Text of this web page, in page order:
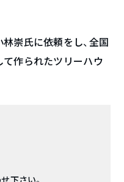
崇氏に依頼をし、全国
作られたツリーハウ